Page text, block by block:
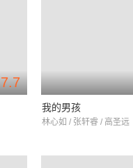
7.7
我的男孩
林心如 / 张轩睿 / 高圣远